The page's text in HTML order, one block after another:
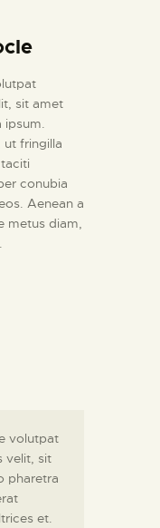
sit amet
ut fringilla
conubia
Aenean a
metus diam,
volutpat
velit, sit
pharetra
et.